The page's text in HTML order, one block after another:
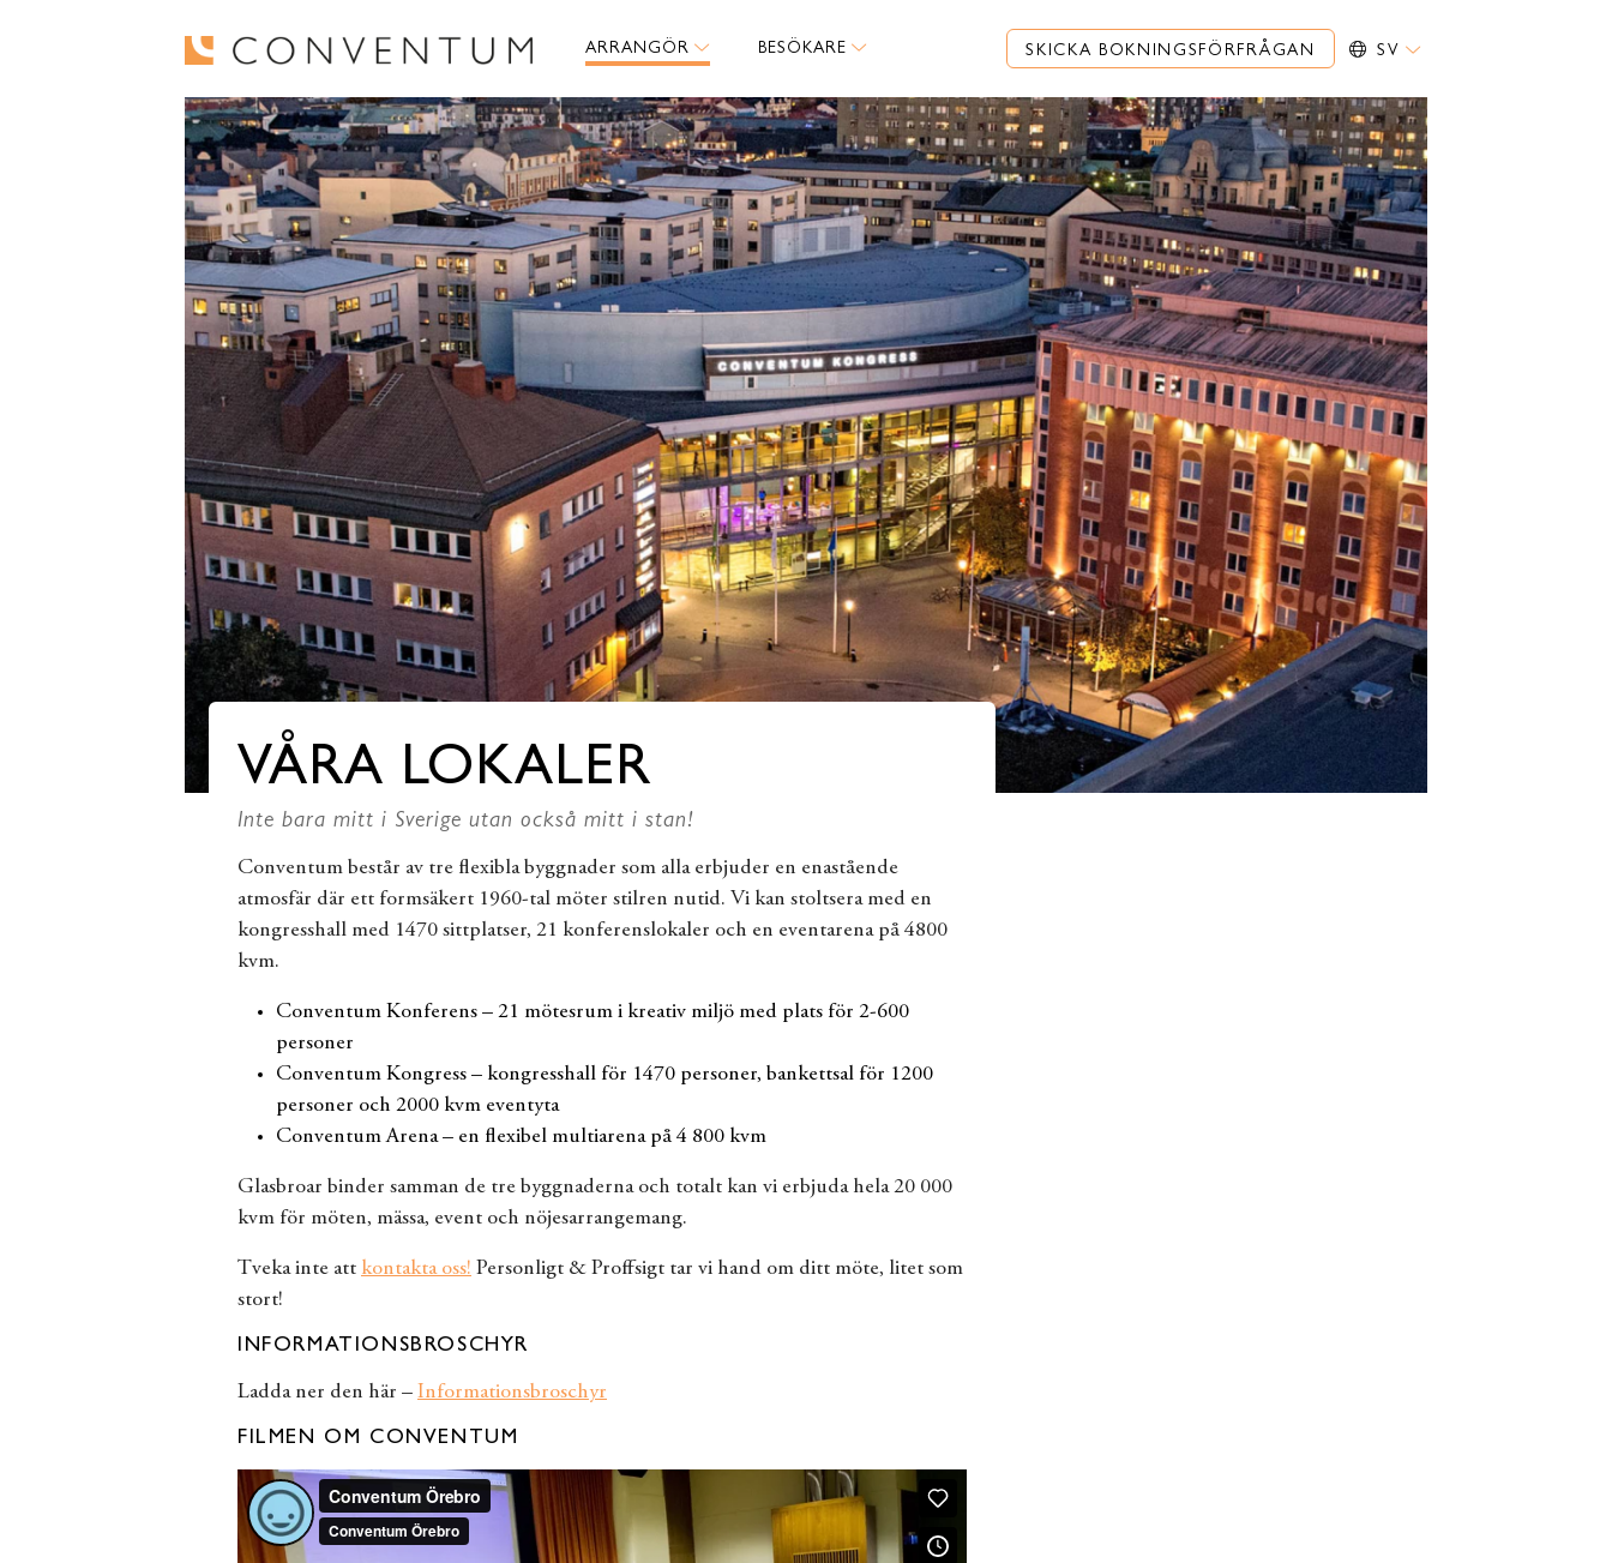
ARRANGÖR BESÖKARE SKICKA BOKNINGSFÖRFRÅGAN SV
VÅRA LOKALER
Inte bara mitt i Sverige utan också mitt i stan!
Conventum består av tre flexibla byggnader som alla erbjuder en enastående
atmosfär där ett formsäkert 1960-tal möter stilren nutid. Vi kan stoltsera med en
kongresshall med 1470 sittplatser, 21 konferenslokaler och en eventarena på 4800
kvm.
Conventum Konferens – 21 mötesrum i kreativ miljö med plats för 2-600
personer
Conventum Kongress – kongresshall för 1470 personer, bankettsal för 1200
personer och 2000 kvm eventyta
Conventum Arena – en flexibel multiarena på 4 800 kvm
Glasbroar binder samman de tre byggnaderna och totalt kan vi erbjuda hela 20 000
kvm för möten, mässa, event och nöjesarrangemang.
Tveka inte att kontakta oss! Personligt & Proffsigt tar vi hand om ditt möte, litet som
stort!
INFORMATIONSBROSCHYR
Ladda ner den här – Informationsbroschyr
FILMEN OM CONVENTUM